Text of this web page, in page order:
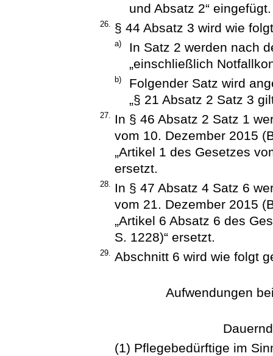
und Absatz 2“ eingefügt.
26. § 44 Absatz 3 wird wie
a)
In Satz 2 werden nach
„einschließlich
b)
Folgender Satz wird
„§ 21 Absatz 2 Satz 3
27.
In § 46 Absatz 2 Satz 1
vom 10. Dezember 2015
„Artikel 1 des Gesetzes
ersetzt.
28.
In § 47 Absatz 4 Satz 6
vom 21. Dezember 2015
„Artikel 6 Absatz 6 des
S. 1228)“ ersetzt.
29. Abschnitt 6 wird wie folgt
Aufwendungen
(1) Pflegebedürftige im